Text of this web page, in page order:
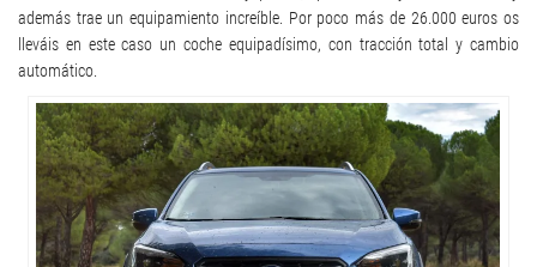
además trae un equipamiento increíble. Por poco más de 26.000 euros os
lleváis en este caso un coche equipadísimo, con tracción total y cambio
automático.